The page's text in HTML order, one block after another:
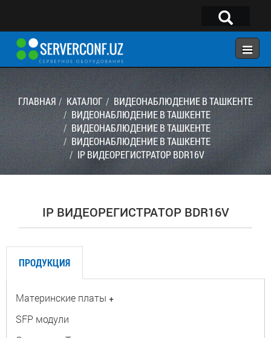
×
ГЛАВНАЯ
КОНФИГУРАТОР
КАТАЛОГ
Telegram:@serverconf_uz
Тел: (90) 932-18-00
ГЛАВНАЯ КАТАЛОГ
ВИДЕОНАБЛЮДЕНИЕ В ТАШКЕНТЕ
ВИДЕОНАБЛЮДЕНИЕ В ТАШКЕНТЕ
ВИДЕОНАБЛЮДЕНИЕ В ТАШКЕНТЕ
ВИДЕОНАБЛЮДЕНИЕ В ТАШКЕНТЕ
IP ВИДЕОРЕГИСТРАТОР BDR16V
IP ВИДЕОРЕГИСТРАТОР BDR16V
ПРОДУКЦИЯ
Материнские платы +
SFP модули